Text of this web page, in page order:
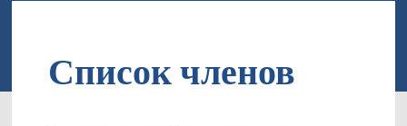
Список членов